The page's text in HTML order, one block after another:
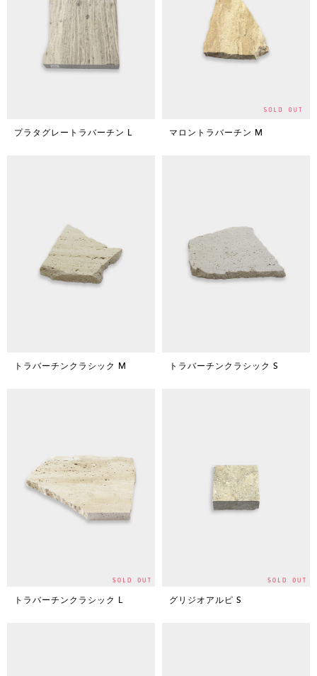
プラタグレートラバーチン L マロントラバーチン M
トラバーチンクラシック M トラバーチンクラシック S
トラバーチンクラシック L グリジオアルピ S